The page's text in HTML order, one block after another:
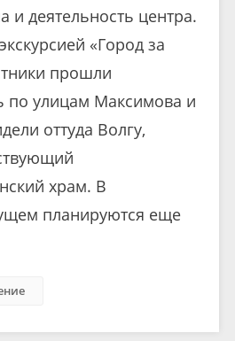
деятельность центра.
«Город за
прошли
по улицам Максимова и
оттуда Волгу,
храм. В
планируются еще